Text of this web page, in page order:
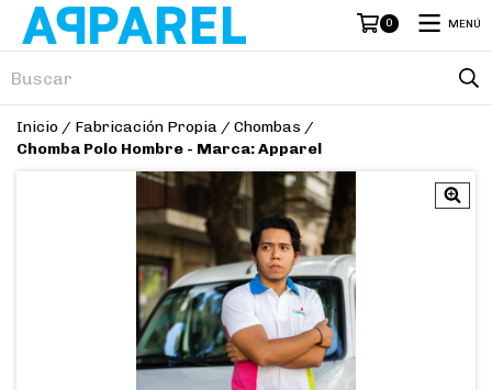
0 MENÚ
Inicio / Fabricación Propia / Chombas /
Chomba Polo Hombre - Marca: Apparel